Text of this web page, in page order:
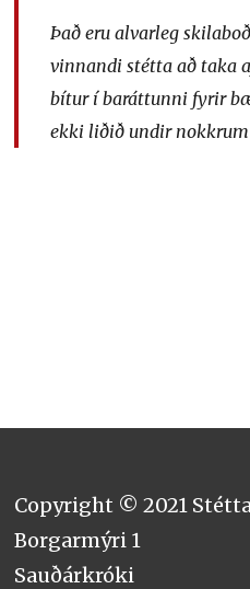
Það eru alvarleg
vinnandi stétta að taka
bítur í baráttunni fyrir
ekki liðið undir
Copyright © 2021
Borgarmýri 1
Sauðárkróki